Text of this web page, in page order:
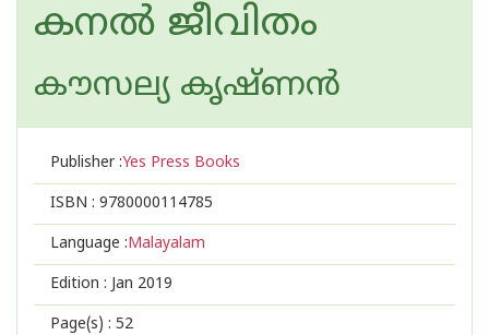
കനല്‍ ജീവിതം
കൗസല്യ കൃഷ്ണന്‍
Publisher :Yes Press Books
ISBN : 9780000114785
Language :Malayalam
Edition : Jan 2019
Page(s) : 52